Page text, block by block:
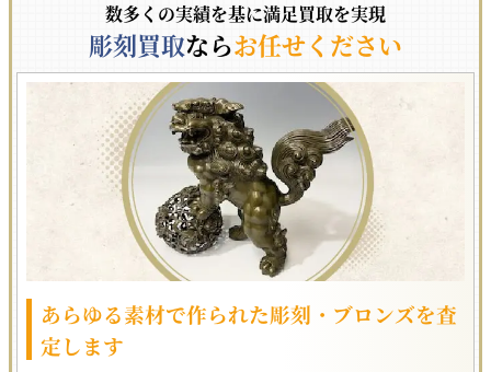
数多くの実績を基に満足買取を実現
彫刻買取ならお任せください
あらゆる素材で作られた彫刻・ブロンズを査
定します